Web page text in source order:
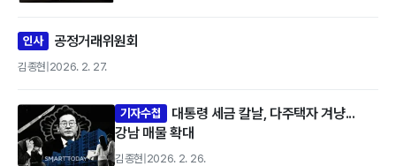
인사 공정거래위원회
김종현 2026. 2. 27.
기자수첩
대통령 세금 칼날, 다주택자 겨냥...
강남 매물 확대
김종현 2026. 2. 26.